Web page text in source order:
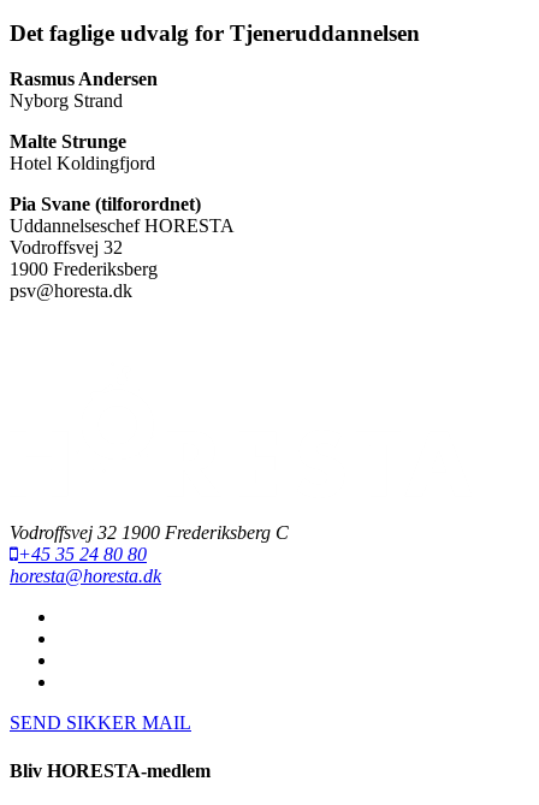
Det faglige udvalg for Tjeneruddannelsen
Rasmus Andersen
Nyborg Strand
Malte Strunge
Hotel Koldingfjord
Pia Svane (tilforordnet)
Uddannelseschef HORESTA
Vodroffsvej 32
1900 Frederiksberg
psv@horesta.dk
Vodroffsvej 32 1900 Frederiksberg C
+45 35 24 80 80
horesta@horesta.dk
SEND SIKKER MAIL
Bliv HORESTA-medlem